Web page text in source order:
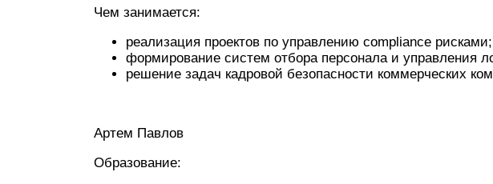
Чем занимается:
реализация проектов по управлению compliance рисками;
формирование систем отбора персонала и управления
решение задач кадровой безопасности коммерческих
Артем Павлов
Образование: